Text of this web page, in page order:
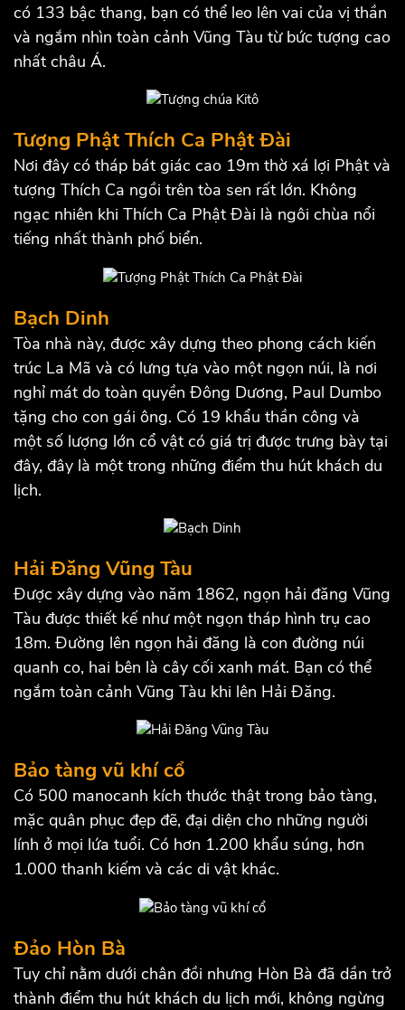
có 133 bậc thang, bạn có thể leo lên vai của vị thần
và ngắm nhìn toàn cảnh Vũng Tàu từ bức tượng cao
nhất châu Á.
Tượng Phật Thích Ca Phật Đài
Nơi đây có tháp bát giác cao 19m thờ xá lợi Phật và
tượng Thích Ca ngồi trên tòa sen rất lớn. Không
ngạc nhiên khi Thích Ca Phật Đài là ngôi chùa nổi
tiếng nhất thành phố biển.
Bạch Dinh
Tòa nhà này, được xây dựng theo phong cách kiến ​​
trúc La Mã và có lưng tựa vào một ngọn núi, là nơi
nghỉ mát do toàn quyền Đông Dương, Paul Dumbo
tặng cho con gái ông. Có 19 khẩu thần công và
một số lượng lớn cổ vật có giá trị được trưng bày tại
đây, đây là một trong những điểm thu hút khách du
lịch.
Hải Đăng Vũng Tàu
Được xây dựng vào năm 1862, ngọn hải đăng Vũng
Tàu được thiết kế như một ngọn tháp hình trụ cao
18m. Đường lên ngọn hải đăng là con đường núi
quanh co, hai bên là cây cối xanh mát. Bạn có thể
ngắm toàn cảnh Vũng Tàu khi lên Hải Đăng.
Bảo tàng vũ khí cổ
Có 500 manocanh kích thước thật trong bảo tàng,
mặc quân phục đẹp đẽ, đại diện cho những người
lính ở mọi lứa tuổi. Có hơn 1.200 khẩu súng, hơn
1.000 thanh kiếm và các di vật khác.
Đảo Hòn Bà
Tuy chỉ nằm dưới chân đồi nhưng Hòn Bà đã dần trở
thành điểm thu hút khách du lịch mới, không ngừng